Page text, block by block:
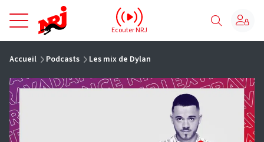
NRJ - Accueil
Ecouter NRJ
Accueil Podcasts Les mix de Dylan